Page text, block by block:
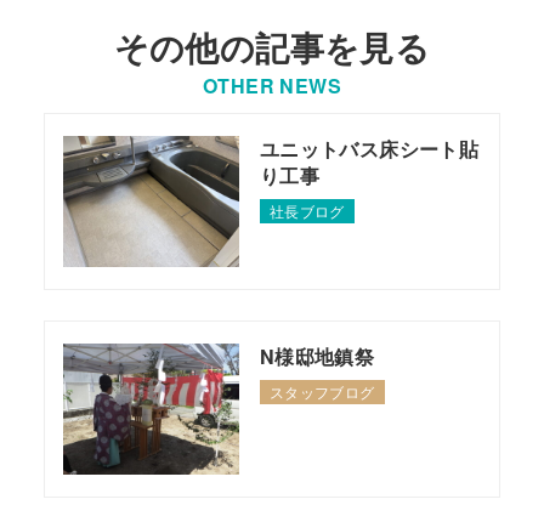
その他の記事を見る
OTHER NEWS
ユニットバス床シート貼
り工事
社長ブログ
N様邸地鎮祭
スタッフブログ